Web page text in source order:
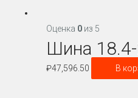
Оценка 0из 5
Шина
₽47,596.50 В